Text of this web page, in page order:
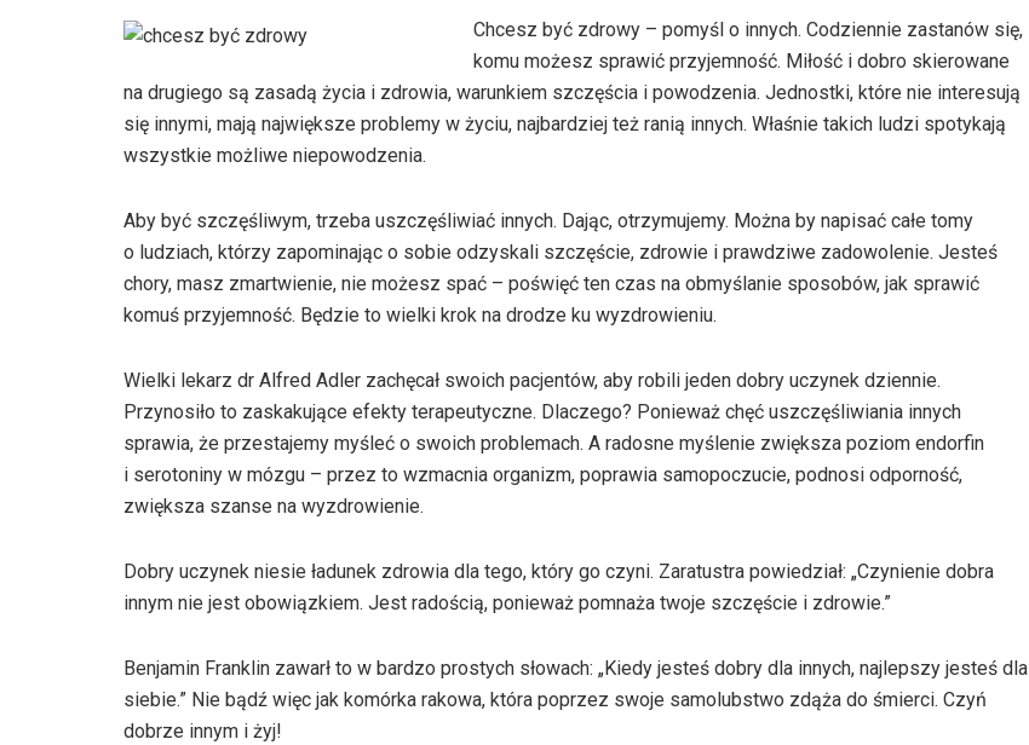
Chcesz być zdrowy – pomyśl o innych. Codziennie zastanów się,
komu możesz sprawić przyjemność. Miłość i dobro skierowane
na drugiego są zasadą życia i zdrowia, warunkiem szczęścia i powodzenia. Jednostki, które nie interesują
się innymi, mają największe problemy w życiu, najbardziej też ranią innych. Właśnie takich ludzi spotykają
wszystkie możliwe niepowodzenia.
Aby być szczęśliwym, trzeba uszczęśliwiać innych. Dając, otrzymujemy. Można by napisać całe tomy
o ludziach, którzy zapominając o sobie odzyskali szczęście, zdrowie i prawdziwe zadowolenie. Jesteś
chory, masz zmartwienie, nie możesz spać – poświęć ten czas na obmyślanie sposobów, jak sprawić
komuś przyjemność. Będzie to wielki krok na drodze ku wyzdrowieniu.
Wielki lekarz dr Alfred Adler zachęcał swoich pacjentów, aby robili jeden dobry uczynek dziennie.
Przynosiło to zaskakujące efekty terapeutyczne. Dlaczego? Ponieważ chęć uszczęśliwiania innych
sprawia, że przestajemy myśleć o swoich problemach. A radosne myślenie zwiększa poziom endorfin
i serotoniny w mózgu – przez to wzmacnia organizm, poprawia samopoczucie, podnosi odporność,
zwiększa szanse na wyzdrowienie.
Dobry uczynek niesie ładunek zdrowia dla tego, który go czyni. Zaratustra powiedział: „Czynienie dobra
innym nie jest obowiązkiem. Jest radością, ponieważ pomnaża twoje szczęście i zdrowie.”
Benjamin Franklin zawarł to w bardzo prostych słowach: „Kiedy jesteś dobry dla innych, najlepszy jesteś dla
siebie.” Nie bądź więc jak komórka rakowa, która poprzez swoje samolubstwo zdąża do śmierci. Czyń
dobrze innym i żyj!